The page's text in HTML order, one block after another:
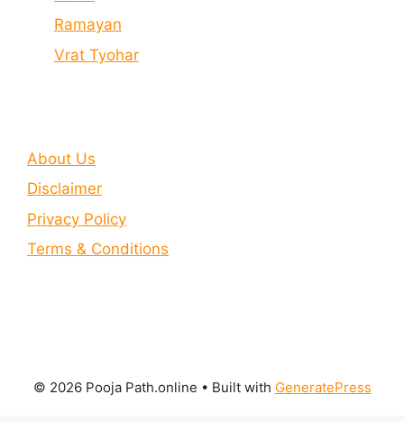
Ramayan
Vrat Tyohar
About Us
Disclaimer
Privacy Policy
Terms & Conditions
© 2026 Pooja Path.online • Built with GeneratePress